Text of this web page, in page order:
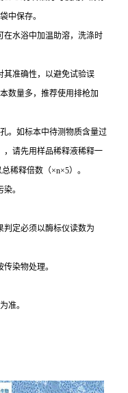
中保存。
在水浴中加温助溶，洗涤时
其准确性，以避免试验误
数量多，推荐使用排枪加
。如标本中待测物质含量过
，请先用样品稀释液稀释一
总稀释倍数（×n×5）。
。
判定必须以酶标仪读数为
染物处理。
准。